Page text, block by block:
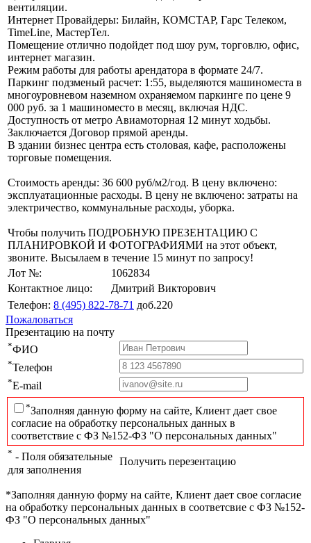
вентиляции.
Интернет Провайдеры: Билайн, КОМСТАР, Гарс Телеком,
TimeLine, МастерТел.
Помещение отлично подойдет под шоу рум, торговлю, офис,
интернет магазин.
Режим работы для работы арендатора в формате 24/7.
Паркинг подзменый расчет: 1:55, выделяются машиноместа в
многоуровневом наземном охраняемом паркинге по цене 9
000 руб. за 1 машиноместо в месяц, включая НДС.
Доступность от метро Авиамоторная 12 минут ходьбы.
Заключается Договор прямой аренды.
В здании бизнес центра есть столовая, кафе, расположены
торговые помещения.
Стоимость аренды: 36 600 руб/м2/год. В цену включено:
эксплуатационные расходы. В цену не включено: затраты на
электричество, коммунальные расходы, уборка.
Чтобы получить ПОДРОБНУЮ ПРЕЗЕНТАЦИЮ С
ПЛАНИРОВКОЙ И ФОТОГРАФИЯМИ на этот объект,
звоните. Высылаем в течение 15 минут по запросу!
Лот №:
1062834
Контактное лицо:
Дмитрий Викторович
Телефон: 8 (495) 822-78-71 доб.220
Пожаловаться
Презентацию на почту
*ФИО
*Телефон
*E-mail
*Заполняя данную форму на сайте, Клиент дает свое
согласие на обработку персональных данных в
соответствие с ФЗ №152-ФЗ "О персональных данных"
* - Поля обязательные
для заполнения
Получить перезентацию
*Заполняя данную форму на сайте, Клиент дает свое согласие
на обработку персональных данных в соответсвие с ФЗ №152-
ФЗ "О персональных данных"